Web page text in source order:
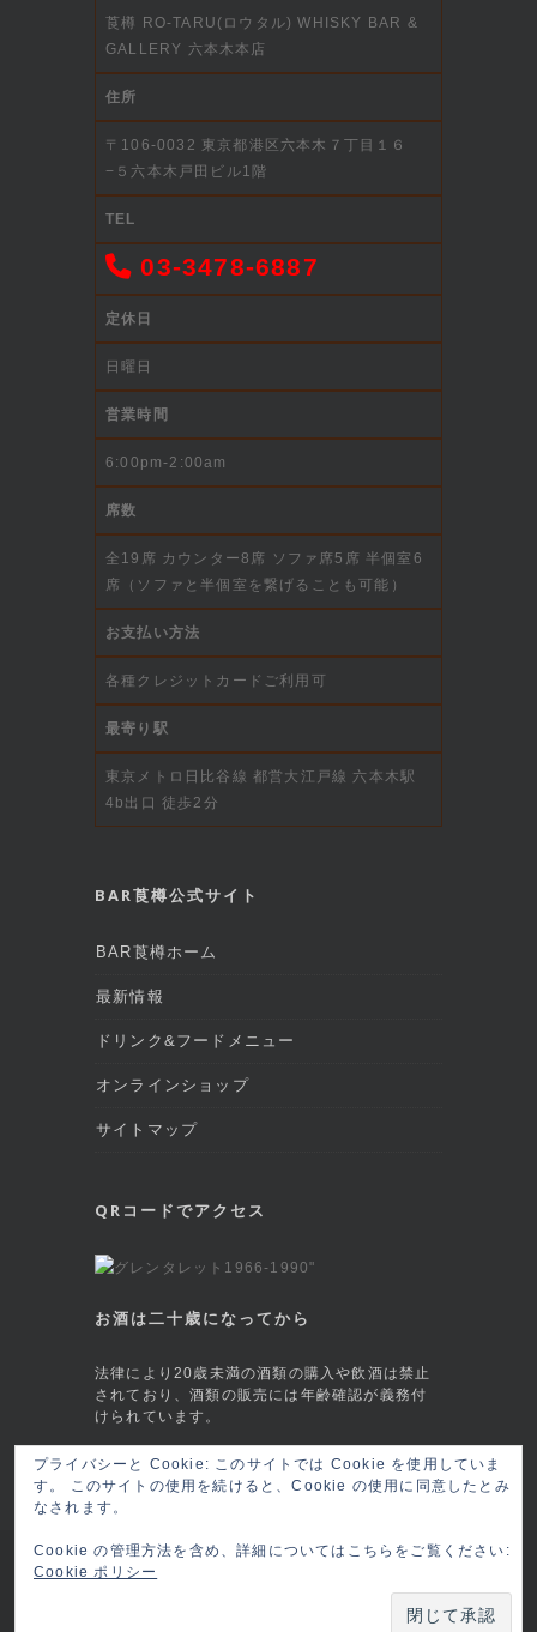
莨樽 RO-TARU(ロウタル) WHISKY BAR &
GALLERY 六本木本店
住所
〒106-0032 東京都港区六本木７丁目１６
−５六本木戸田ビル1階
TEL
03-3478-6887
定休日
日曜日
営業時間
6:00pm-2:00am
席数
全19席 カウンター8席 ソファ席5席 半個室6
席（ソファと半個室を繋げることも可能）
お支払い方法
各種クレジットカードご利用可
最寄り駅
東京メトロ日比谷線 都営大江戸線 六本木駅
4b出口 徒歩2分
BAR莨樽公式サイト
BAR莨樽ホーム
最新情報
ドリンク&フードメニュー
オンラインショップ
サイトマップ
QRコードでアクセス
お酒は二十歳になってから
法律により20歳未満の酒類の購入や飲酒は禁止
されており、酒類の販売には年齢確認が義務付
けられています。
This site is protected by reCAPTCHA and
the GooglePrivacy PolicyandTerms of
Service
Copyright © 2026 六本木 BAR莨樽(ロウタル/
ロータル) RO-TARU Roppongi, Tokyo
プライバシーと Cookie: このサイトでは Cookie を使用していま
す。 このサイトの使用を続けると、Cookie の使用に同意したとみ
なされます。
Cookie の管理方法を含め、詳細についてはこちらをご覧ください:
Cookie ポリシー